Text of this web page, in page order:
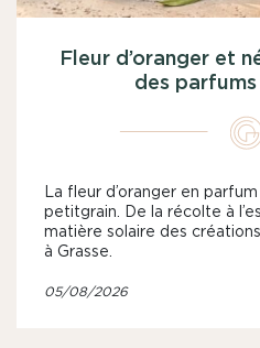
Fleur d’oranger et
des parfums
La fleur d’oranger en parfum
petitgrain. De la récolte à
matière solaire des
à Grasse.
05/08/2026